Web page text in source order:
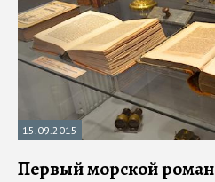
15.09.2015
Первый морской роман